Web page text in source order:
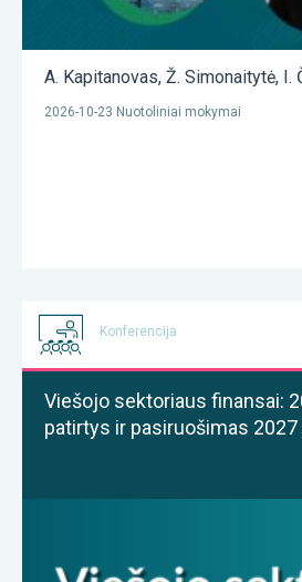
A. Kapitanovas, Ž. Simonaitytė, I.
2026-10-23 Nuotoliniai mokymai
Konferencija
Viešojo sektoriaus finansai:
patirtys ir pasiruošimas